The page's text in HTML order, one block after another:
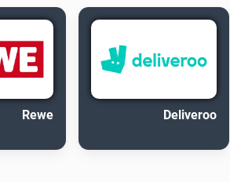
Deliveroo
Rewe